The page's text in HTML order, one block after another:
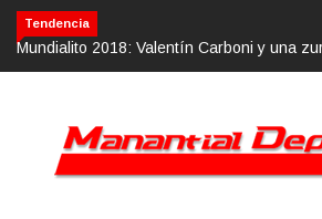
Tendencia
Calvario Race 2018, 10 de noviembre